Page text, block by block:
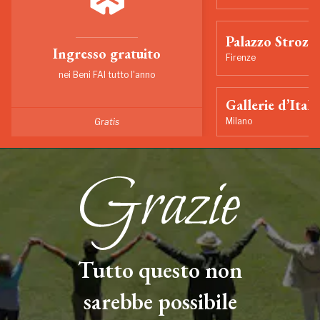
Ingresso gratuito
nei Beni FAI tutto l'anno
Gratis
Palazzo Strozzi
Firenze
Gallerie
Milano
Tutto questo non
sarebbe possibile